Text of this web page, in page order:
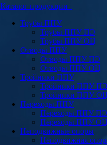
Каталог продукции
Трубы ППУ
Трубы ППУ ПЭ
Трубы ППУ ОЦ
Отводы ППУ
Отводы ППУ ПЭ
Отводы ППУ ОЦ
Тройники ППУ
Тройники ППУ ПЭ
Тройники ППУ
Переходы ППУ
Переходы ППУ ПЭ
Переходы ППУ ОЦ
Неподвижные опоры
Неподвижная